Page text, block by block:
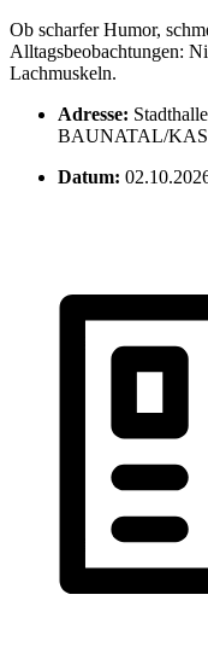
Ob scharfer Humor,
Alltagsbeobachtungen:
Lachmuskeln.
Adresse:
BAUNATAL/
Datum: